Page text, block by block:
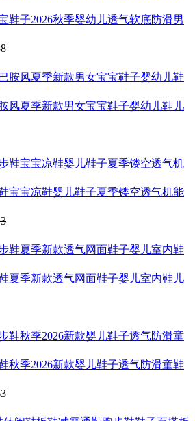
鞋子2026秋季婴幼儿透气软底防滑男
风夏季新款男女宝宝鞋子婴幼儿鞋儿
宝宝凉鞋婴儿鞋子夏季镂空透气机能
夏季新款透气网面鞋子婴儿室内鞋儿
秋季2026新款婴儿鞋子透气防滑童鞋